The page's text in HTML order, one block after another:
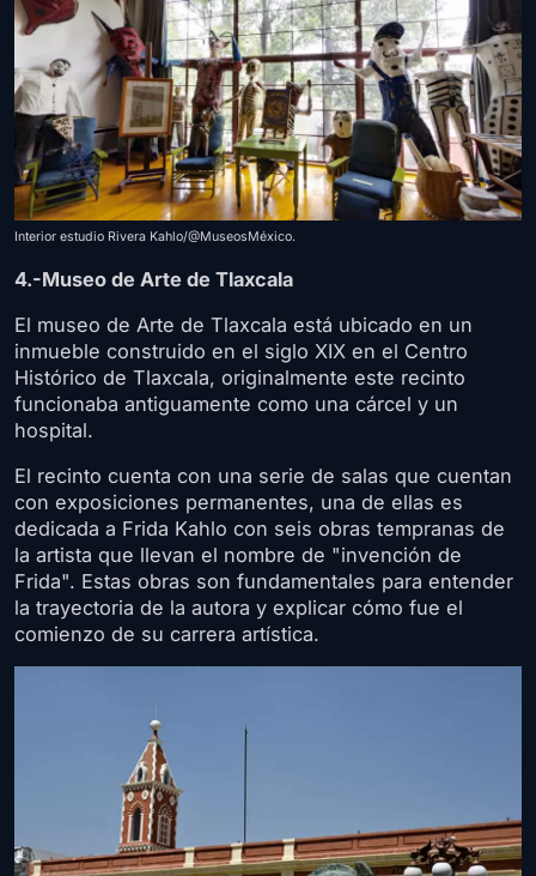
Interior estudio Rivera Kahlo/@MuseosMéxico.
4.-Museo de Arte de Tlaxcala
El museo de Arte de Tlaxcala está ubicado en un
inmueble construido en el siglo XIX en el Centro
Histórico de Tlaxcala, originalmente este recinto
funcionaba antiguamente como una cárcel y un
hospital.
El recinto cuenta con una serie de salas que cuentan
con exposiciones permanentes, una de ellas es
dedicada a Frida Kahlo con seis obras tempranas de
la artista que llevan el nombre de "invención de
Frida". Estas obras son fundamentales para entender
la trayectoria de la autora y explicar cómo fue el
comienzo de su carrera artística.